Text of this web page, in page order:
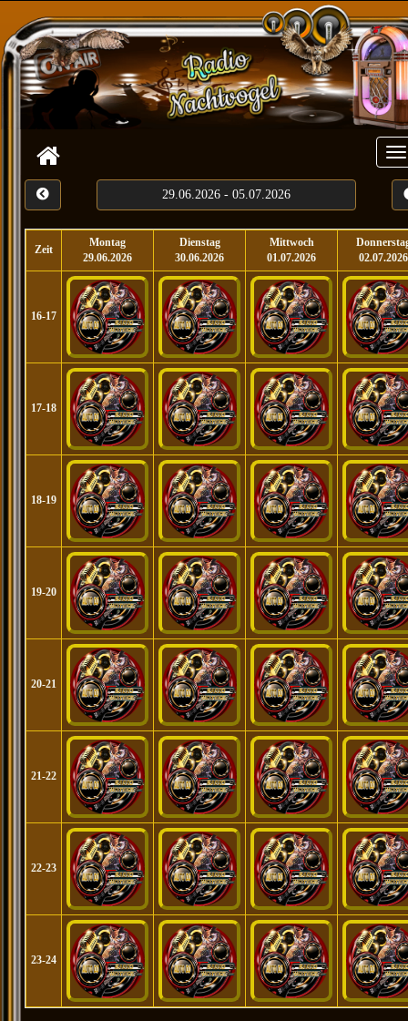
29.06.2026 - 05.07.2026
Zeit
Montag
29.06.2026
Dienstag
30.06.2026
Mittwoch
01.07.2026
02.07.2026
16-17
17-18
18-19
19-20
20-21
21-22
22-23
23-24